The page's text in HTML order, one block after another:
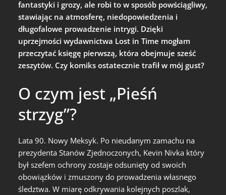
fantastyki i grozy, ale robi to w sposób powściągliwy,
stawiając na atmosferę, niedopowiedzenia i
długofalowe prowadzenie intrygi. Dzięki
uprzejmości wydawnictwa Lost in Time mogłam
przeczytać księgę pierwszą, która obejmuje sześć
zeszytów. Czy komiks ostatecznie trafił w mój gust?
O czym jest „Pieśń
strzyg”?
Lata 90. Nowy Meksyk. Po nieudanym zamachu na
prezydenta Stanów Zjednoczonych, Kevin Nivka który
był szefem ochrony zostaje odsunięty od swoich
obowiązków i zmuszony do prowadzenia własnego
śledztwa. W miarę odkrywania kolejnych poszlak,